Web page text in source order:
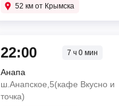
52 км от Крымска
22:00 7 ч 0 мин
Анапа
ш.Анапское,5(кафе Вкусно и
точка)